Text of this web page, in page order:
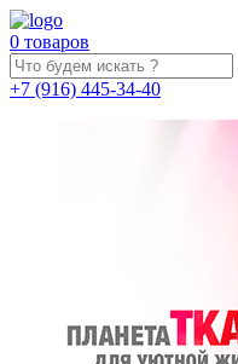
0 товаров
+7 (916) 445-34-40